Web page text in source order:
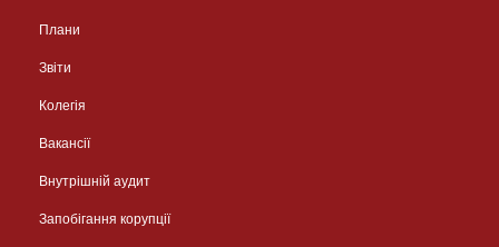
Плани
Звіти
Колегія
Вакансії
Внутрішній аудит
Запобігання корупції